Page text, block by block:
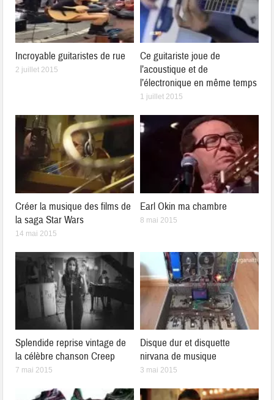
Incroyable guitaristes de rue
2 juillet 2015
Ce guitariste joue de
l’acoustique et de
l’électronique en même temps
1 juillet 2015
Créer la musique des films de
la saga Star Wars
14 mai 2015
Earl Okin ma chambre
8 mai 2015
Splendide reprise vintage de
la célèbre chanson Creep
7 mai 2015
Disque dur et disquette
nirvana de musique
3 mai 2015